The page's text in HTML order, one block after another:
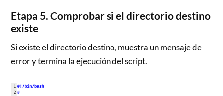
Etapa 5. Comprobar si el directorio destino
existe
Si existe el directorio destino, muestra un mensaje de
error y termina la ejecución del script.